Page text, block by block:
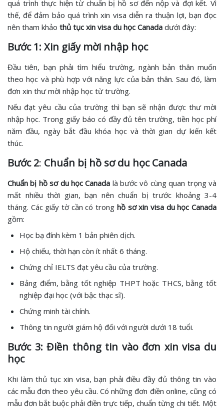
quá trình thực hiện từ chuẩn bị hồ sơ đến nộp và đợi kết. Vì
thế, để đảm bảo quá trình xin visa diễn ra thuận lợi, bạn đọc
nên tham khảo thủ tục xin visa du học Canada dưới đây:
Bước 1: Xin giấy mời nhập học
Đầu tiên, bạn phải tìm hiểu trường, ngành bản thân muốn
theo học và phù hợp với năng lực của bản thân. Sau đó, làm
đơn xin thư mời nhập học từ trường.
Nếu đạt yêu cầu của trường thì bạn sẽ nhận được thư mời
nhập học. Trong giấy báo có đầy đủ tên trường, tiền học phí
năm đầu, ngày bắt đầu khóa học và thời gian dự kiến kết
thúc.
Bước 2: Chuẩn bị hồ sơ du học Canada
Chuẩn bị hồ sơ du học Canada là bước vô cùng quan trọng và
mất nhiều thời gian, bạn nên chuẩn bị trước khoảng 3-4
tháng. Các giấy tờ cần có trong hồ sơ xin visa du học Canada
gồm:
Học bạ đính kèm 1 bản phiên dịch.
Hộ chiếu, thời hạn còn ít nhất 6 tháng.
Chứng chỉ IELTS đạt yêu cầu của trường.
Bảng điểm, bằng tốt nghiệp THPT hoặc THCS, bằng tốt
nghiệp đại học (với bậc thạc sĩ).
Chứng minh tài chính.
Thông tin người giám hộ đối với người dưới 18 tuổi.
Bước 3: Điền thông tin vào đơn xin visa du
học
Khi làm thủ tục xin visa, bạn phải điều đầy đủ thông tin vào
các mẫu đơn theo yêu cầu. Có những đơn điền online, cũng có
mẫu đơn bắt buộc phải điền trực tiếp, chuẩn từng chi tiết. Một